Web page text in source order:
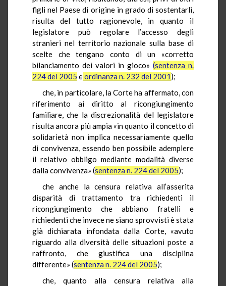
figli nel Paese di origine in grado di sostentarli,
risulta del tutto ragionevole, in quanto il
legislatore può regolare l’accesso degli
stranieri nel territorio nazionale sulla base di
scelte che tengano conto di un «corretto
bilanciamento dei valori in gioco» (sentenza n.
224 del 2005 eordinanza n. 232 del 2001);
che, in particolare, la Corte ha affermato, con
riferimento ai diritto al ricongiungimento
familiare, che la discrezionalità del legislatore
risulta ancora più ampia «in quanto il concetto di
solidarietà non implica necessariamente quello
di convivenza, essendo ben possibile adempiere
il relativo obbligo mediante modalità diverse
dalla convivenza» (sentenza n. 224 del 2005);
che anche la censura relativa all’asserita
disparità di trattamento tra richiedenti il
ricongiungimento che abbiano fratelli e
richiedenti che invece ne siano sprovvisti è stata
già dichiarata infondata dalla Corte, «avuto
riguardo alla diversità delle situazioni poste a
raffronto, che giustifica una disciplina
differente» (sentenza n. 224 del 2005);
che, quanto alla censura relativa alla